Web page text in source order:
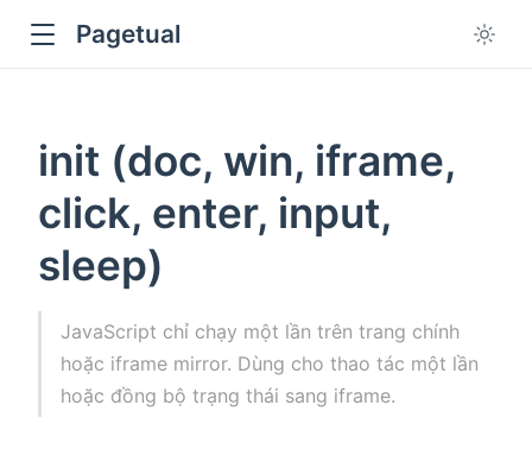
Pagetual
init (doc, win, iframe,
click, enter, input,
sleep)
JavaScript chỉ chạy một lần trên trang chính
hoặc iframe mirror. Dùng cho thao tác một lần
hoặc đồng bộ trạng thái sang iframe.